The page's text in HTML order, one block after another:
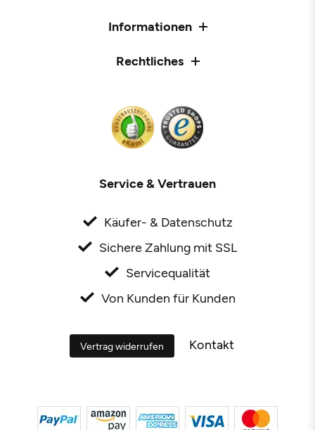
Informationen
Rechtliches
Service & Vertrauen
Käufer- & Datenschutz
Sichere Zahlung mit SSL
Servicequalität
Von Kunden für Kunden
Vertrag widerrufen Kontakt